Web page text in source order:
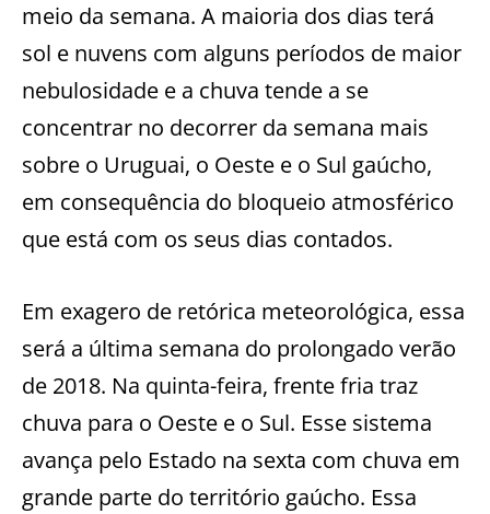
meio da semana. A maioria dos dias terá
sol e nuvens com alguns períodos de maior
nebulosidade e a chuva tende a se
concentrar no decorrer da semana mais
sobre o Uruguai, o Oeste e o Sul gaúcho,
em consequência do bloqueio atmosférico
que está com os seus dias contados.
Em exagero de retórica meteorológica, essa
será a última semana do prolongado verão
de 2018. Na quinta-feira, frente fria traz
chuva para o Oeste e o Sul. Esse sistema
avança pelo Estado na sexta com chuva em
grande parte do território gaúcho. Essa